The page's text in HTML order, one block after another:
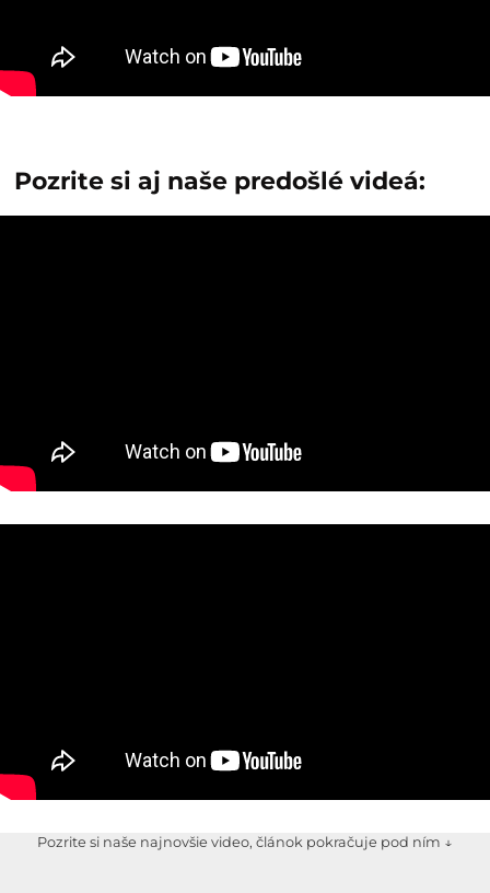
Pozrite si aj naše predošlé videá:
Pozrite si naše najnovšie video, článok pokračuje pod ním ↓